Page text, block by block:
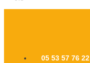
05 53 57 76 22